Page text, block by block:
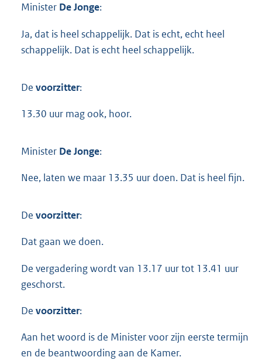
Minister De Jonge:
Ja, dat is heel schappelijk. Dat is echt, echt heel
schappelijk. Dat is echt heel schappelijk.
De voorzitter:
13.30 uur mag ook, hoor.
Minister De Jonge:
Nee, laten we maar 13.35 uur doen. Dat is heel fijn.
De voorzitter:
Dat gaan we doen.
De vergadering wordt van 13.17 uur tot 13.41 uur
geschorst.
De voorzitter:
Aan het woord is de Minister voor zijn eerste termijn
en de beantwoording aan de Kamer.